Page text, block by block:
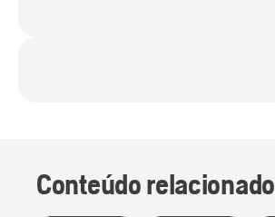
Conteúdo relacionado